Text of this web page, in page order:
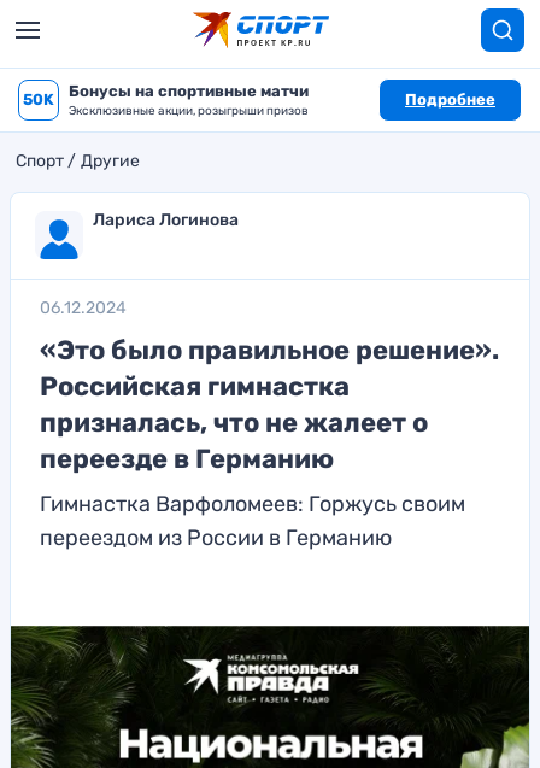
50K Бонусы на спортивные матчи
Эксклюзивные акции, розыгрыши призов
Подробнее
Спорт Другие
Лариса Логинова
06.12.2024
«Это было правильное решение».
Российская гимнастка
призналась, что не жалеет о
переезде в Германию
Гимнастка Варфоломеев: Горжусь своим
переездом из России в Германию